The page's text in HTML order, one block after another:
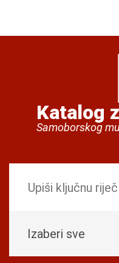
Katalog
Samoborskog
Izaberi sve